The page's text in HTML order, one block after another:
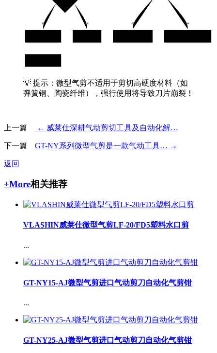
是 否 是 否
💡 提示 ：微型气剪不适用于剪切高硬度材料（如
弹簧钢、陶瓷纤维），强行使用将导致刀片崩裂！
上一篇 ← 威莱仕深耕气动剪切工具及自动化解…
下一篇 GT-NY系列微型气剪是一款气动工具… →
返回
+More相关推荐
VLASHIN威莱仕微型气剪LF-20/FD5塑料水口剪
...
GT-NY15-AJ微型气剪进口气动剪刀自动化气剪钳
...
GT-NY25-AJ微型气剪进口气动剪刀自动化气剪钳